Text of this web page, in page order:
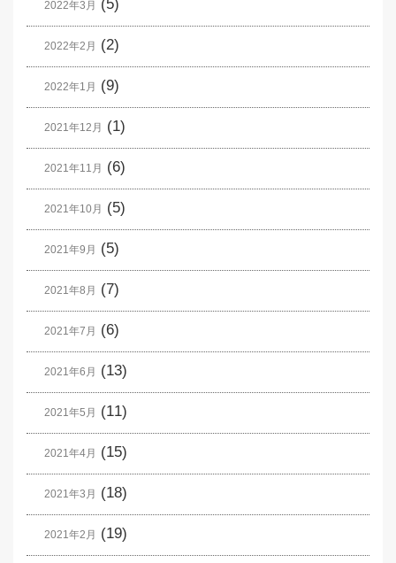
2022年3月 (5)
2022年2月 (2)
2022年1月 (9)
2021年12月 (1)
2021年11月 (6)
2021年10月 (5)
2021年9月 (5)
2021年8月 (7)
2021年7月 (6)
2021年6月 (13)
2021年5月 (11)
2021年4月 (15)
2021年3月 (18)
2021年2月 (19)